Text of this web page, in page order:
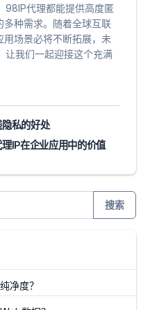
98IP代理都能提供高度匿
多种需求。随着全球互联
用场景必将不断拓展，未
让我们一起迎接这个充满
私的好处
IP在企业应用中的价值
搜索
净度？